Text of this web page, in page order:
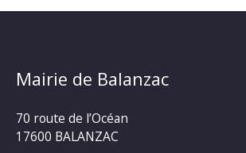
Mairie de Balanzac
70 route de l’Océan
17600 BALANZAC